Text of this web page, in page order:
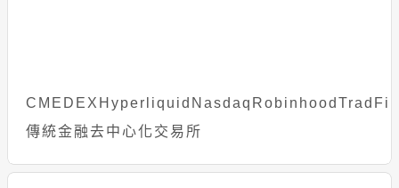
CME DEX Hyperliquid Nasdaq Robinhood TradFi
傳統金融去中心化交易所